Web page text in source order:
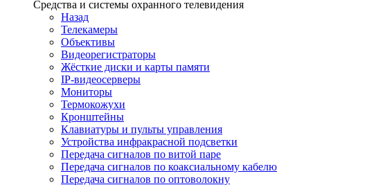
Средства и системы охранного телевидения
Назад
Телекамеры
Объективы
Видеорегистраторы
Жёсткие диски и карты памяти
IP-видеосерверы
Мониторы
Термокожухи
Кронштейны
Клавиатуры и пульты управления
Устройства инфракрасной подсветки
Передача сигналов по витой паре
Передача сигналов по коаксиальному кабелю
Передача сигналов по оптоволокну